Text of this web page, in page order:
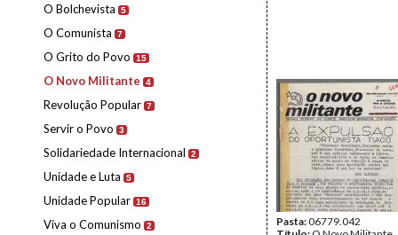
O Bolchevista 5
O Comunista 7
O Grito do Povo 15
O Novo Militante 4
Revolução Popular 7
Servir o Povo 3
Solidariedade Internacional 2
Unidade e Luta 5
Unidade Popular 16
Viva o Comunismo 2 Pasta:06779.042